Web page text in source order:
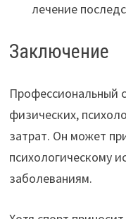
лечение
Заключение
Профессиональный
физических,
затрат. Он может
психологическому
заболеваниям.